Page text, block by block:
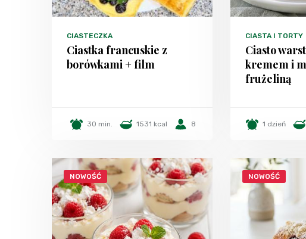
CIASTECZKA
Ciastka francuskie z
borówkami + film
30 min. 1531 kcal 8
CIASTA I TORTY
Ciasto
kremem i
frużeliną
1 dzień
NOWOŚĆ NOWOŚĆ